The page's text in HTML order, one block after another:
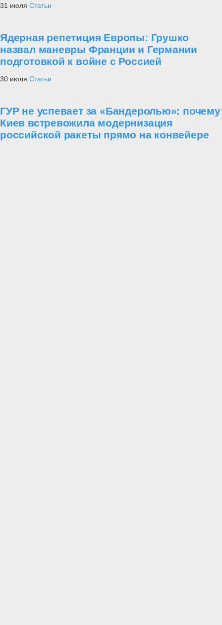
31 июля Статьи
Ядерная репетиция Европы: Грушко
назвал маневры Франции и Германии
подготовкой к войне с Россией
30 июля Статьи
ГУР не успевает за «Бандеролью»: почему
Киев встревожила модернизация
российской ракеты прямо на конвейере